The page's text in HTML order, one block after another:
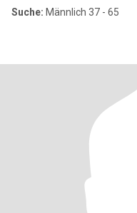
Suche: Männlich 37 - 65